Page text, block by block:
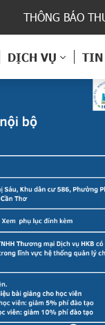
BÁO THU HỒI
DỊCH VỤ TIN